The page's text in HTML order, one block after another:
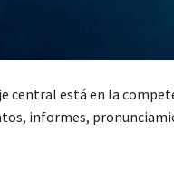
central está en la
informes,